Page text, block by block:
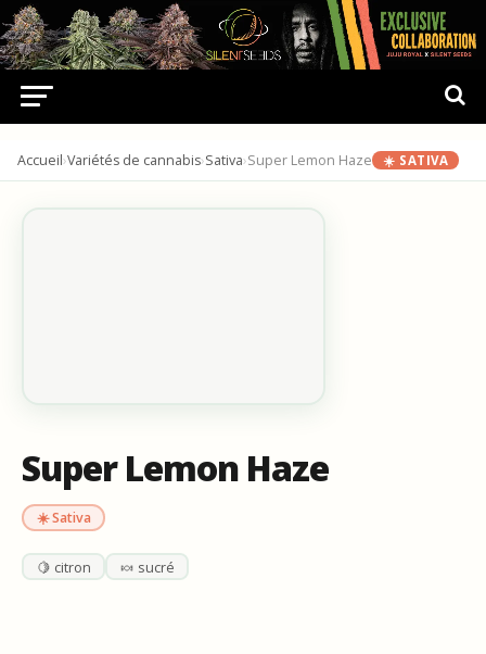
Accueil›Variétés de cannabis›Sativa›Super Lemon Haze ☀️ SATIVA
Super Lemon Haze
☀️ Sativa
🍋 citron 🍬 sucré